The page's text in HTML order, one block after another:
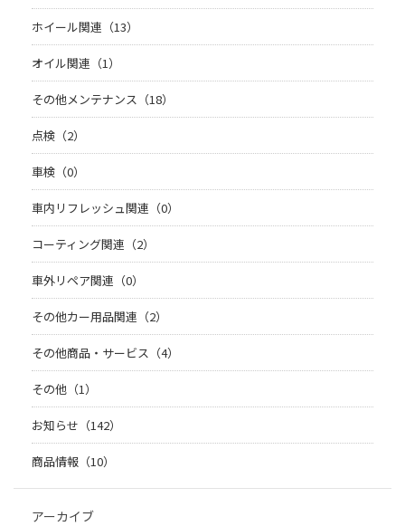
ホイール関連（13）
オイル関連（1）
その他メンテナンス（18）
点検（2）
車検（0）
車内リフレッシュ関連（0）
コーティング関連（2）
車外リペア関連（0）
その他カー用品関連（2）
その他商品・サービス（4）
その他（1）
お知らせ（142）
商品情報（10）
アーカイブ